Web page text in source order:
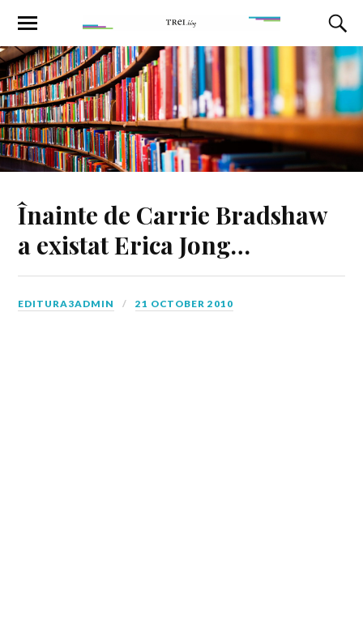
Înainte de Carrie Bradshaw
a existat Erica Jong…
EDITURA3ADMIN 21 OCTOBER 2010